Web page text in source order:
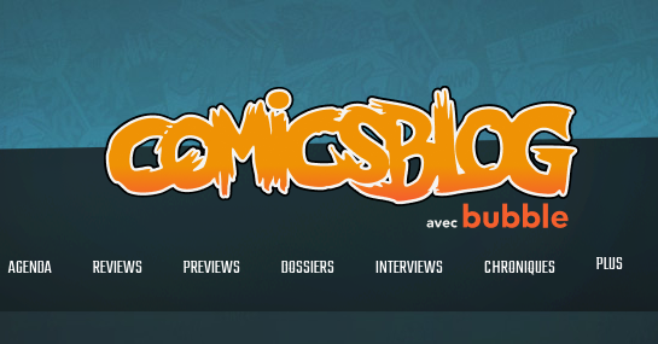
AGENDA REVIEWS PREVIEWS DOSSIERS INTERVIEWS CHRONIQUES PLUS